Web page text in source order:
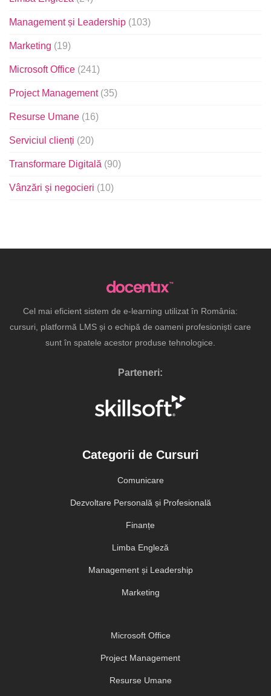
Management și Leadership (103)
Marketing (19)
Microsoft Office (241)
Project Management (35)
Resurse Umane (16)
Serviciul clienți (20)
Transformare Digitală (90)
Vânzări și negocieri (10)
Cel mai eficient sistem de e-learning utilizat în România:
cursuri, platformă LMS și o echipă de oameni profesioniști care
sunt în spatele acestor produse tehnologice.
Parteneri:
Categorii de Cursuri
Comunicare
Dezvoltare Personală și Profesională
Finanțe
Limba Engleză
Management și Leadership
Marketing
Microsoft Office
Project Management
Resurse Umane